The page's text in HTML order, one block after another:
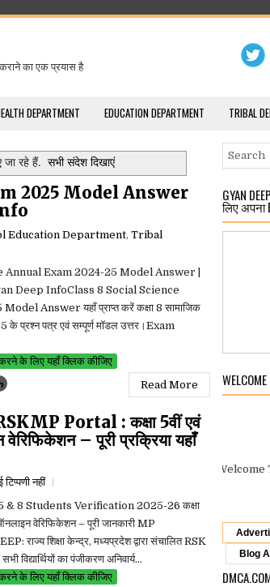
का एक प्रयास है
DEPARTMENT EDUCATION DEPARTMENT TRIBAL
जा रहे हैं. सभी संदेश दिखाएं
2025 Model Answer
Education Department, Tribal
Annual Exam 2024-25 Model Answer |
Gyan Deep InfoClass 8 Social Science
Answer यहाँ प्राप्त करें कक्षा 8 सामाजिक
25 के प्रश्न पत्र एवं सम्पूर्ण मॉडल उत्तर।Exam
के लिए यहाँ क्लिक कीजिए
Read More
Portal : कक्षा 5वीं एवं
– पूरी प्रक्रिया यहाँ
टिप्पणी नहीं
& 8 Students Verification 2025-26 कक्षा
ऑनलाइन वेरिफिकेशन – पूरी जानकारी MP
राज्य शिक्षा केन्द्र, मध्यप्रदेश द्वारा संचालित RSK
का पंजीकरण अनिवार्य...
के लिए यहाँ क्लिक कीजिए
GYAN
लिए अपना
WELCOME
“Welcome ToGyan
Blog